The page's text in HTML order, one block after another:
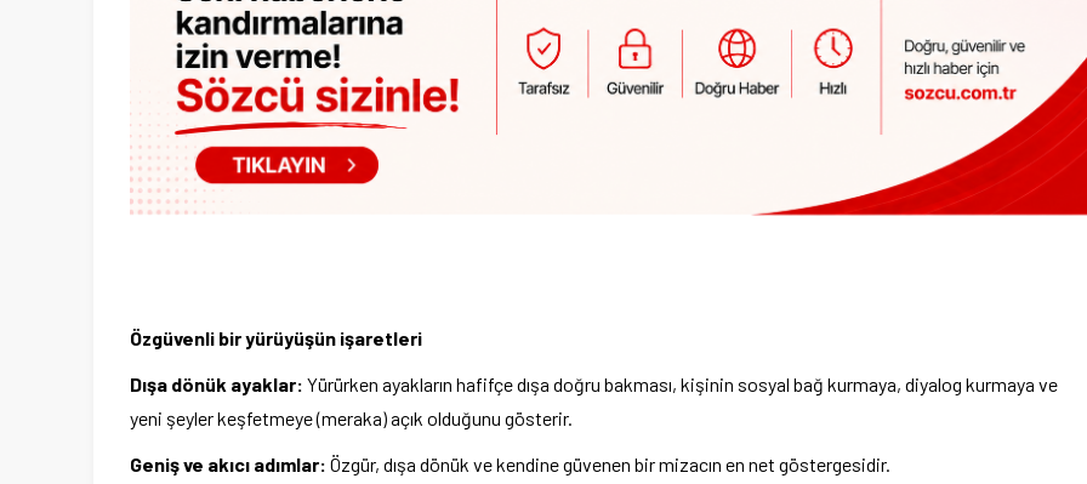
Özgüvenli bir yürüyüşün işaretleri
Dışa dönük ayaklar: Yürürken ayakların hafifçe dışa doğru bakması, kişinin sosyal bağ kurmaya, diyalog kurmaya ve
yeni şeyler keşfetmeye (meraka) açık olduğunu gösterir.
Geniş ve akıcı adımlar: Özgür, dışa dönük ve kendine güvenen bir mizacın en net göstergesidir.